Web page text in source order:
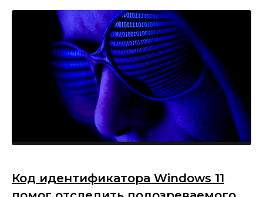
Код идентификатора Windows 11